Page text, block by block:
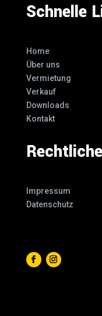
Schnelle
Home
Über uns
Vermietung
Verkauf
Downloads
Kontakt
Impressum
Datenschutz